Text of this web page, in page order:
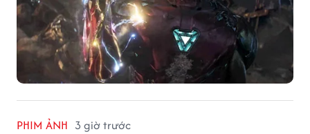
PHIM ẢNH 3 giờ trước